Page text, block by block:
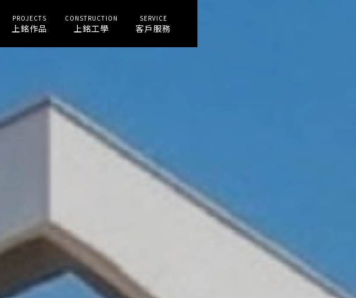
PROJECTS
上銘作品
CONSTRUCTION
上銘工學
SERVICE
客戶服務